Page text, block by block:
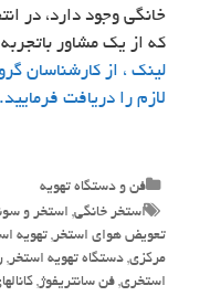
خانگی وجود دارد، در
که از یک مشاور
لینک ، از کارشناسان
لازم را دریافت فرمایید.
Categories
فن و دستگاه تهویه
Tags
استخر خانگی, استخر و
تعویض هوای استخر, تهویه
مرکزی, دستگاه تهویه استخر,
استخری, فن سانتریفوژ,